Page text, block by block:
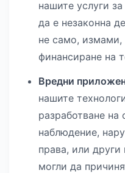
нашите услуги
да е незаконна
не само, измами,
финансиране на
Вредни
нашите
разработване
наблюдение,
права, или
могли да